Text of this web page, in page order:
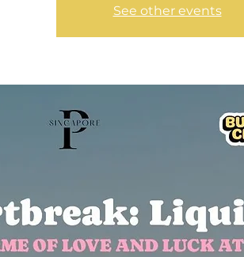
See other events